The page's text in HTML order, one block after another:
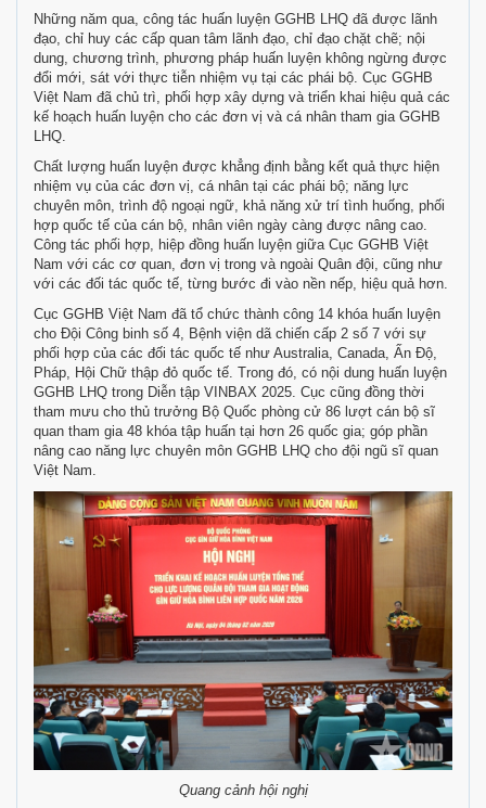
Những năm qua, công tác huấn luyện GGHB LHQ đã được lãnh
đạo, chỉ huy các cấp quan tâm lãnh đạo, chỉ đạo chặt chẽ; nội
dung, chương trình, phương pháp huấn luyện không ngừng được
đổi mới, sát với thực tiễn nhiệm vụ tại các phái bộ. Cục GGHB
Việt Nam đã chủ trì, phối hợp xây dựng và triển khai hiệu quả các
kế hoạch huấn luyện cho các đơn vị và cá nhân tham gia GGHB
LHQ.
Chất lượng huấn luyện được khẳng định bằng kết quả thực hiện
nhiệm vụ của các đơn vị, cá nhân tại các phái bộ; năng lực
chuyên môn, trình độ ngoại ngữ, khả năng xử trí tình huống, phối
hợp quốc tế của cán bộ, nhân viên ngày càng được nâng cao.
Công tác phối hợp, hiệp đồng huấn luyện giữa Cục GGHB Việt
Nam với các cơ quan, đơn vị trong và ngoài Quân đội, cũng như
với các đối tác quốc tế, từng bước đi vào nền nếp, hiệu quả hơn.
Cục GGHB Việt Nam đã tổ chức thành công 14 khóa huấn luyện
cho Đội Công binh số 4, Bệnh viện dã chiến cấp 2 số 7 với sự
phối hợp của các đối tác quốc tế như Australia, Canada, Ấn Độ,
Pháp, Hội Chữ thập đỏ quốc tế. Trong đó, có nội dung huấn luyện
GGHB LHQ trong Diễn tập VINBAX 2025. Cục cũng đồng thời
tham mưu cho thủ trưởng Bộ Quốc phòng cử 86 lượt cán bộ sĩ
quan tham gia 48 khóa tập huấn tại hơn 26 quốc gia; góp phần
nâng cao năng lực chuyên môn GGHB LHQ cho đội ngũ sĩ quan
Việt Nam.
Quang cảnh hội nghị